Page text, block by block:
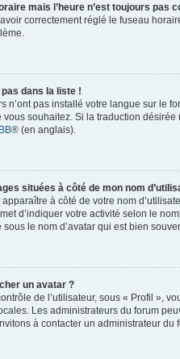
mais l’heure n’est toujours pas
correctement réglé le fuseau
pas dans la liste !
n’ont pas installé votre langue sur le
souhaitez. Si la traduction
® (en anglais).
situées à côté de mon nom
à côté de votre nom
d’indiquer votre activité selon le
le nom d’avatar qui est bien
un avatar ?
de l’utilisateur, sous « Profil »,
Les administrateurs du forum
à contacter un administrateur du